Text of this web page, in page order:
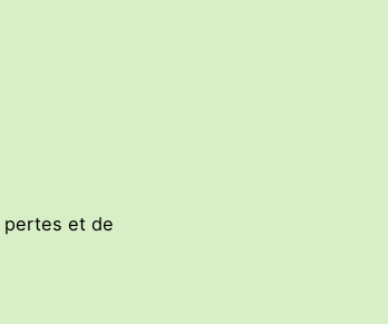
pertes et de